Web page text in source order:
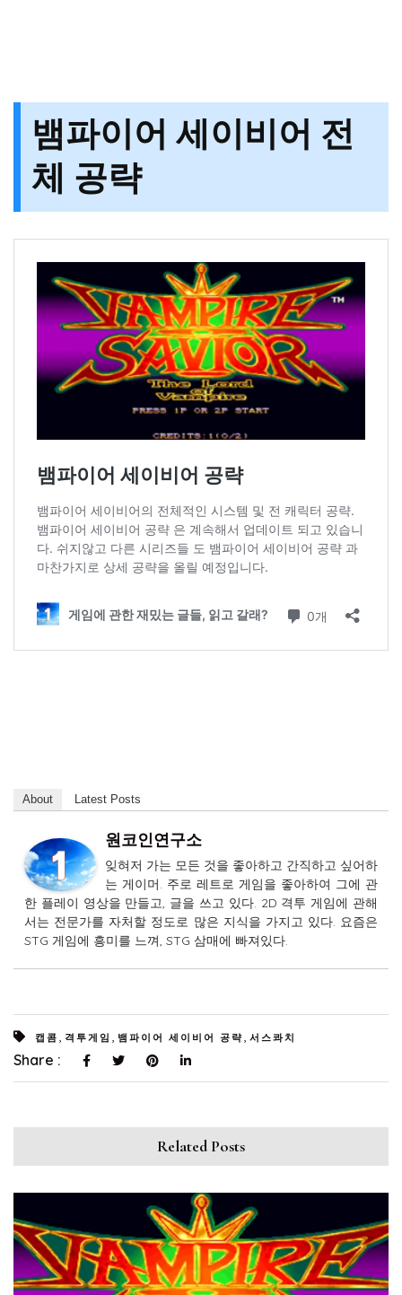
뱀파이어 세이비어 전
체 공략
About Latest Posts
원코인연구소
잊혀저 가는 모든 것을 좋아하고 간직하고 싶어하
는 게이머. 주로 레트로 게임을 좋아하여 그에 관
한 플레이 영상을 만들고, 글을 쓰고 있다. 2D 격투 게임에 관해
서는 전문가를 자처할 정도로 많은 지식을 가지고 있다. 요즘은
STG 게임에 흥미를 느껴, STG 삼매에 빠져있다.
캡콤 격투게임 뱀파이어 세이비어 공략 서스콰치
Share :
Related Posts